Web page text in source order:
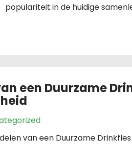
populariteit in de huidige
een Duurzame
van een Duurzame